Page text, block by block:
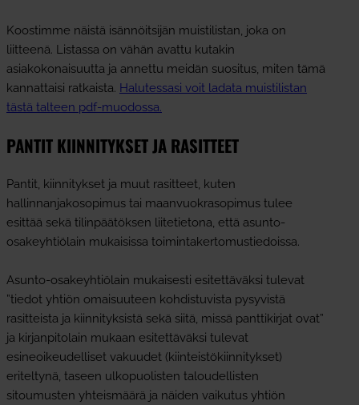
Koostimme näistä isännöitsijän muistilistan, joka on
liitteenä. Listassa on vähän avattu kutakin
asiakokonaisuutta ja annettu meidän suositus, miten tämä
kannattaisi ratkaista. Halutessasi voit ladata muistilistan
tästä talteen pdf-muodossa.
PANTIT KIINNITYKSET JA RASITTEET
Pantit, kiinnitykset ja muut rasitteet, kuten
hallinnanjakosopimus tai maanvuokrasopimus tulee
esittää sekä tilinpäätöksen liitetietona, että asunto-
osakeyhtiölain mukaisissa toimintakertomustiedoissa.
Asunto-osakeyhtiölain mukaisesti esitettäväksi tulevat
”tiedot yhtiön omaisuuteen kohdistuvista pysyvistä
rasitteista ja kiinnityksistä sekä siitä, missä panttikirjat ovat”
ja kirjanpitolain mukaan esitettäväksi tulevat
esineoikeudelliset vakuudet (kiinteistökiinnitykset)
eriteltynä, taseen ulkopuolisten taloudellisten
sitoumusten yhteismäärä ja näiden vaikutus yhtiön